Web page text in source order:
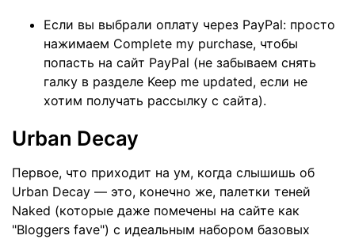
Если вы выбрали оплату через PayPal: просто
нажимаем Complete my purchase, чтобы
попасть на сайт PayPal (не забываем снять
галку в разделе Keep me updated, если не
хотим получать рассылку с сайта).
Urban Decay
Первое, что приходит на ум, когда слышишь об
Urban Decay — это, конечно же, палетки теней
Naked (которые даже помечены на сайте как
"Bloggers fave") с идеальным набором базовых